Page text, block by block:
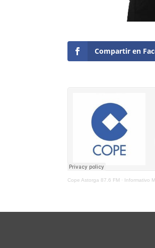
Compartir en
Cope Astorga 87.6 FM · Informativo